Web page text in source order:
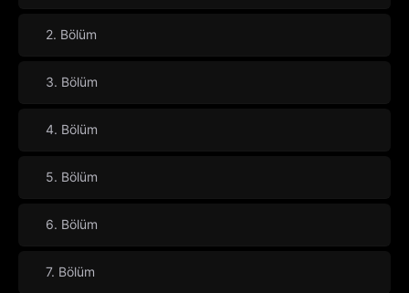
2. Bölüm
3. Bölüm
4. Bölüm
5. Bölüm
6. Bölüm
7. Bölüm